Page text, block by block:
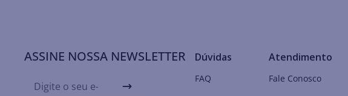
ASSINE NOSSA NEWSLETTER Dúvidas
FAQ
Atendimento
Fale Conosco